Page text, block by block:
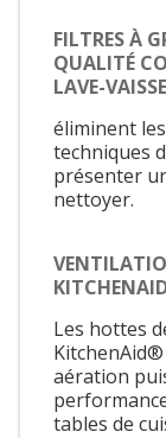
FILTRES À
QUALITÉ
LAVE-
éliminent
techniques
présenter
nettoyer.
Les hottes
aération
tables de